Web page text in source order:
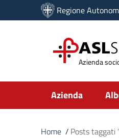
Vai ai contenuti
Vai al menu di
Regione
ASL
Azienda
Submenu
Azienda
Home / Posts taggati